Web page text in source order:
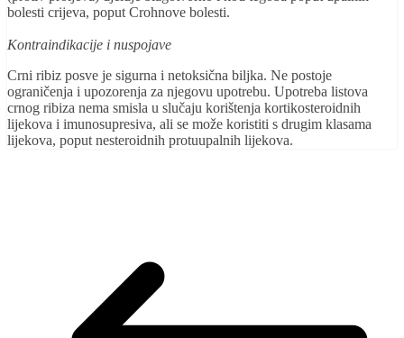
bolesti crijeva, poput Crohnove bolesti.
Kontraindikacije i nuspojave
Crni ribiz posve je sigurna i netoksična biljka. Ne postoje
ograničenja i upozorenja za njegovu upotrebu. Upotreba listova
crnog ribiza nema smisla u slučaju korištenja kortikosteroidnih
lijekova i imunosupresiva, ali se može koristiti s drugim klasama
lijekova, poput nesteroidnih protuupalnih lijekova.